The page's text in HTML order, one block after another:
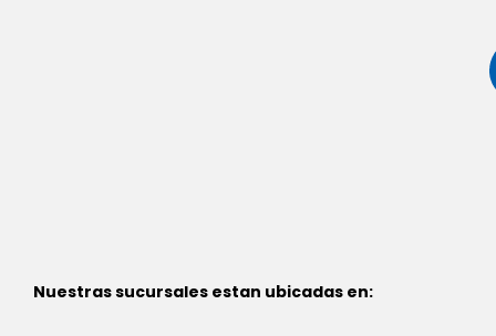
Nuestras sucursales estan ubicadas en: